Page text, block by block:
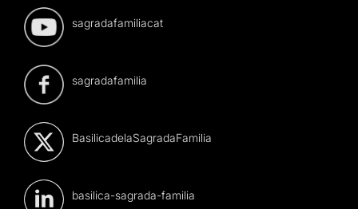
sagradafamiliacat
sagradafamilia
BasilicadelaSagradaFamilia
basilica-sagrada-familia